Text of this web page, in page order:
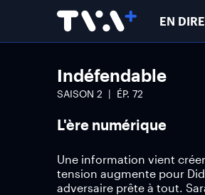
EN
Indéfendable
SAISON 2 ÉP. 72
L'ère numérique
Une information vient
tension augmente pour
adversaire prête à tout.